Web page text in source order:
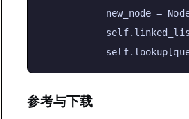
new_node =
self
self
参考与下载